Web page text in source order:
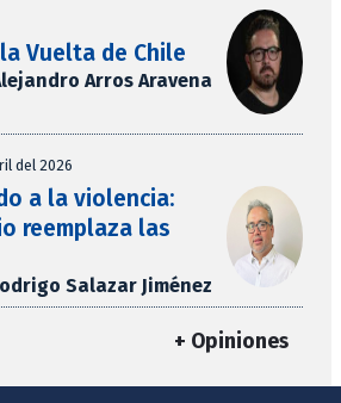
Vuelta de Chile
Arros Aravena
del 2026
a la violencia:
reemplaza las
Salazar Jiménez
+ Opiniones